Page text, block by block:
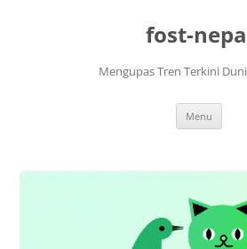
fost-
Mengupas Tren Terkini
Menu